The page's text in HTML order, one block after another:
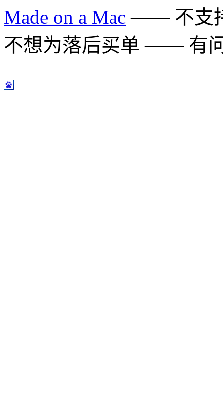
Made on a Mac —— 不支
不想为落后买单 —— 有